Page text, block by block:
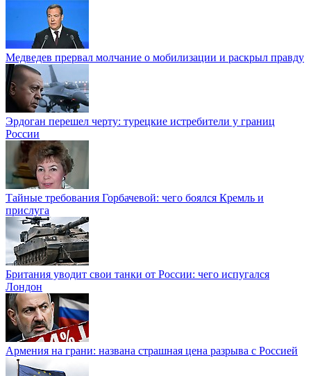
Медведев прервал молчание о мобилизации и раскрыл правду
Эрдоган перешел черту: турецкие истребители у границ
России
Тайные требования Горбачевой: чего боялся Кремль и
прислуга
Британия уводит свои танки от России: чего испугался
Лондон
Армения на грани: названа страшная цена разрыва с Россией